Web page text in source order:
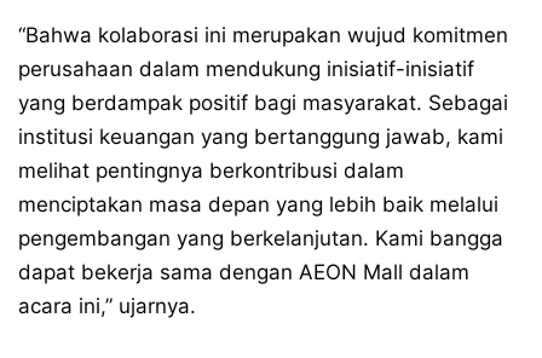
“Bahwa kolaborasi ini merupakan wujud komitmen
perusahaan dalam mendukung inisiatif-inisiatif
yang berdampak positif bagi masyarakat. Sebagai
institusi keuangan yang bertanggung jawab, kami
melihat pentingnya berkontribusi dalam
menciptakan masa depan yang lebih baik melalui
pengembangan yang berkelanjutan. Kami bangga
dapat bekerja sama dengan AEON Mall dalam
acara ini,” ujarnya.